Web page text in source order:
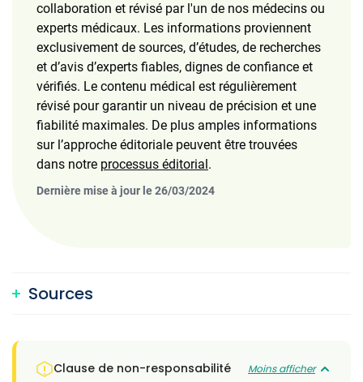
collaboration et révisé par l'un de nos médecins ou
experts médicaux. Les informations proviennent
exclusivement de sources, d’études, de recherches
et d’avis d’experts fiables, dignes de confiance et
vérifiés. Le contenu médical est régulièrement
révisé pour garantir un niveau de précision et une
fiabilité maximales. De plus amples informations
sur l’approche éditoriale peuvent être trouvées
dans notre processus éditorial.
Dernière mise à jour le 26/03/2024
Sources
Clause de non-responsabilité Moins afficher